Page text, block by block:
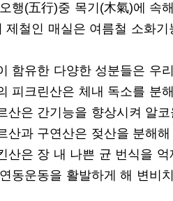
행(五行)중 목기(木氣)에 속
제철인 매실은 여름철 소화
함유한 다양한 성분들은 우
피크린산은 체내 독소를 분
산은 간기능을 향상시켜 알
산과 구연산은 젖산을 분해
산은 장 내 나쁜 균 번식을
동운동을 활발하게 해 변비